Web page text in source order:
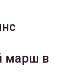
марш в